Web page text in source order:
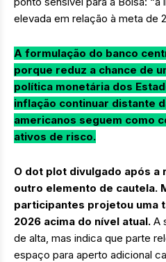
elevada em relação à meta de
A formulação do banco
porque reduz a chance de
política monetária dos
inflação continuar distante
americanos seguem como
ativos de risco.
O dot plot divulgado após a
outro elemento de cautela.
participantes projetou uma
2026 acima do nível atual. A
de alta, mas indica que parte
espaço para aperto adicional